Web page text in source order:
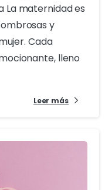
La maternidad es
y
Cada
lleno
Leer más